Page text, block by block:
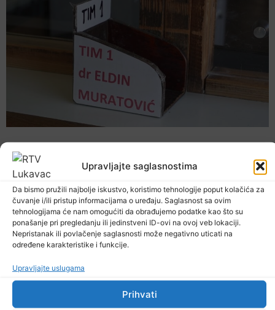
Upravljajte saglasnostima
Da bismo pružili najbolje iskustvo, koristimo tehnologije poput kolačića za
čuvanje i/ili pristup informacijama o uređaju. Saglasnost sa ovim
tehnologijama će nam omogućiti da obrađujemo podatke kao što su
ponašanje pri pregledanju ili jedinstveni ID-ovi na ovoj veb lokaciji.
Nepristanak ili povlačenje saglasnosti može negativno uticati na
određene karakteristike i funkcije.
Upravljajte uslugama
Prihvati
Dr. Eldin Muratović specijalista porodične
medicine JZU Dom zdravlja Lukavac
7. Augusta 2026.